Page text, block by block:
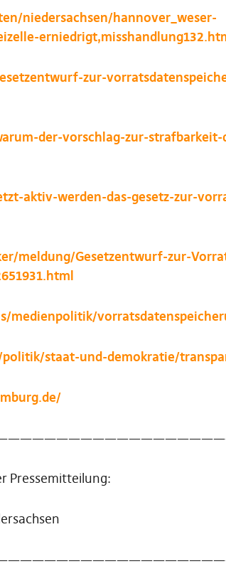
niedersachsen/hannover_weser-
zur-
der-vorschlag-zur-
aktiv-werden-das-gesetz-zur-
meldung/Gesetzentwurf-zur-
medienpolitik/
staat-und-demokratie/
Pressemitteilung: